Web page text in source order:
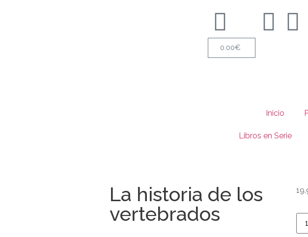
0.00€
Inicio
Libros en Serie
La historia de los
vertebrados